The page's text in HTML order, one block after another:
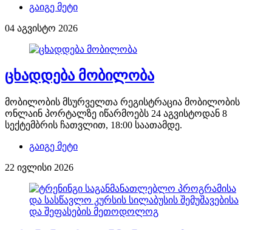
გაიგე მეტი
04 აგვისტო 2026
ცხადდება მობილობა
მობილობის მსურველთა რეგისტრაცია მობილობის
ონლაინ პორტალზე იწარმოებს 24 აგვისტოდან 8
სექტემბრის ჩათვლით, 18:00 საათამდე.
გაიგე მეტი
22 ივლისი 2026